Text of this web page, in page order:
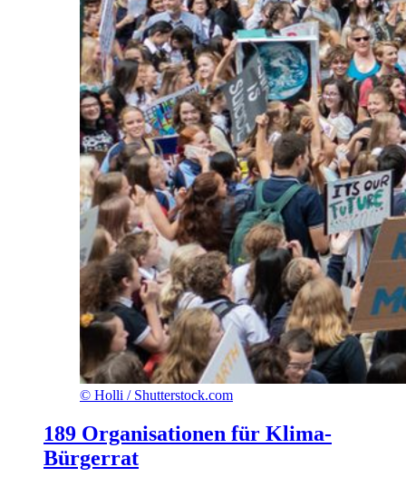
© Holli / Shutterstock.com
189 Organisationen für Klima-
Bürgerrat